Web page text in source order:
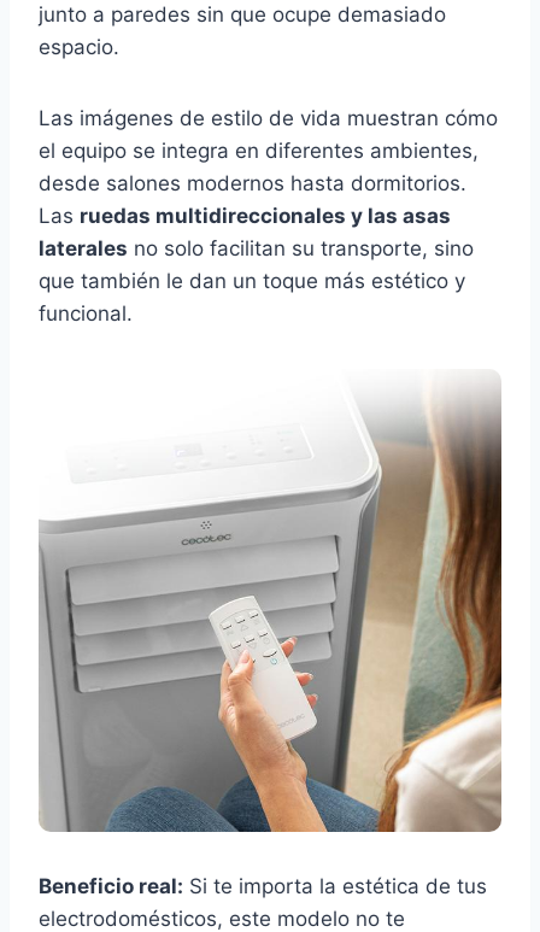
junto a paredes sin que ocupe demasiado
espacio.
Las imágenes de estilo de vida muestran cómo
el equipo se integra en diferentes ambientes,
desde salones modernos hasta dormitorios.
Las ruedas multidireccionales y las asas
laterales no solo facilitan su transporte, sino
que también le dan un toque más estético y
funcional.
Beneficio real: Si te importa la estética de tus
electrodomésticos, este modelo no te